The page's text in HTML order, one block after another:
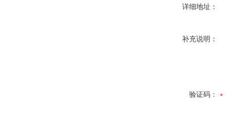
详细地址：
补充说明：
验证码：